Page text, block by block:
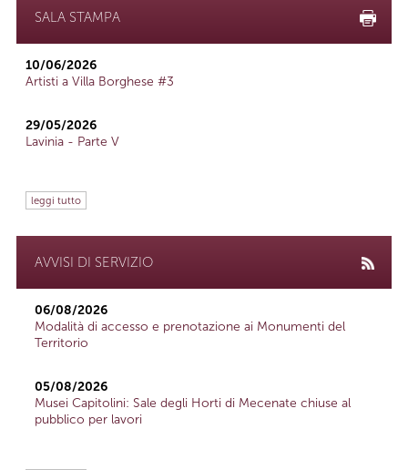
SALA STAMPA
10/06/2026
Artisti a Villa Borghese #3
29/05/2026
Lavinia - Parte V
leggi tutto
AVVISI DI SERVIZIO
06/08/2026
Modalità di accesso e prenotazione ai Monumenti del
Territorio
05/08/2026
Musei Capitolini: Sale degli Horti di Mecenate chiuse al
pubblico per lavori